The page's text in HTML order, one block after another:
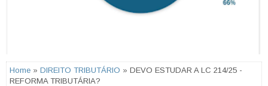
Home » DIREITO TRIBUTÁRIO » DEVO ESTUDAR A LC 214/25 -
REFORMA TRIBUTÁRIA?